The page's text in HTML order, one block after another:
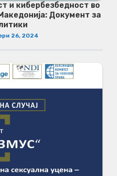
и кибербезбедност во
Документ за
26, 2024